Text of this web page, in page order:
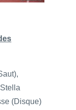
(Disque)